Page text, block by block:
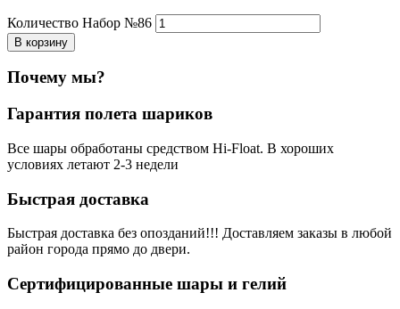
Количество Набор №86
В корзину
Почему мы?
Гарантия полета шариков
Все шары обработаны средством Hi-Float. В хороших
условиях летают 2-3 недели
Быстрая доставка
Быстрая доставка без опозданий!!! Доставляем заказы в любой
район города прямо до двери.
Сертифицированные шары и гелий